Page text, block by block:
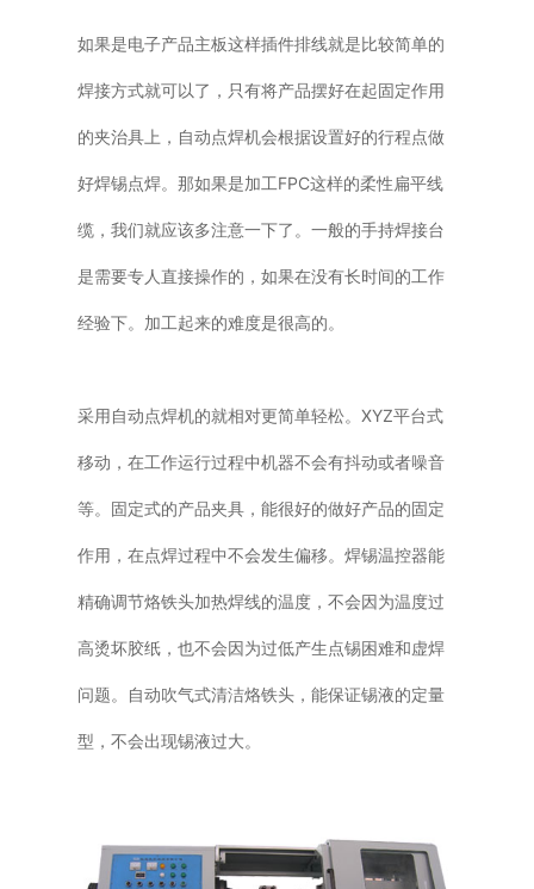
如果是电子产品主板这样插件排线就是比较简单的
焊接方式就可以了，只有将产品摆好在起固定作用
的夹治具上，自动点焊机会根据设置好的行程点做
好焊锡点焊。那如果是加工FPC这样的柔性扁平线
缆，我们就应该多注意一下了。一般的手持焊接台
是需要专人直接操作的，如果在没有长时间的工作
经验下。加工起来的难度是很高的。
采用自动点焊机的就相对更简单轻松。XYZ平台式
移动，在工作运行过程中机器不会有抖动或者噪音
等。固定式的产品夹具，能很好的做好产品的固定
作用，在点焊过程中不会发生偏移。焊锡温控器能
精确调节烙铁头加热焊线的温度，不会因为温度过
高烫坏胶纸，也不会因为过低产生点锡困难和虚焊
问题。自动吹气式清洁烙铁头，能保证锡液的定量
型，不会出现锡液过大。